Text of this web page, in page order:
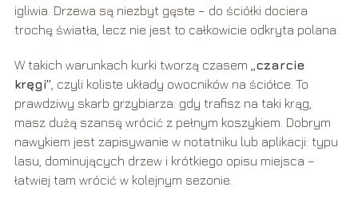
igliwia. Drzewa są niezbyt gęste – do ściółki dociera
trochę światła, lecz nie jest to całkowicie odkryta polana.
W takich warunkach kurki tworzą czasem „czarcie
kręgi” , czyli koliste układy owocników na ściółce. To
prawdziwy skarb grzybiarza: gdy trafisz na taki krąg,
masz dużą szansę wrócić z pełnym koszykiem. Dobrym
nawykiem jest zapisywanie w notatniku lub aplikacji: typu
lasu, dominujących drzew i krótkiego opisu miejsca –
łatwiej tam wrócić w kolejnym sezonie.